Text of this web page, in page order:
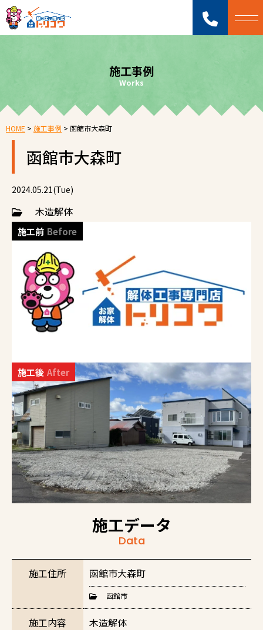
施工事例
Works
HOME > 施工事例 > 函館市大森町
函館市大森町
2024.05.21(Tue)
木造解体
施工後 After
施工前 Before
施工データ
Data
施工住所 函館市大森町
函館市
施工内容 木造解体